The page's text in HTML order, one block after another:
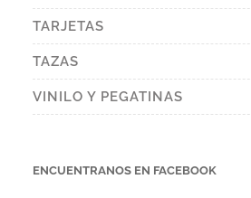
TARJETAS
TAZAS
VINILO Y PEGATINAS
ENCUENTRANOS EN FACEBOOK